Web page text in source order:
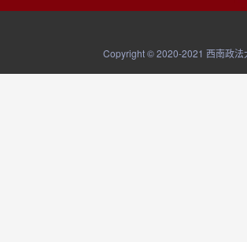
Copyright © 2020-2021 西南政法